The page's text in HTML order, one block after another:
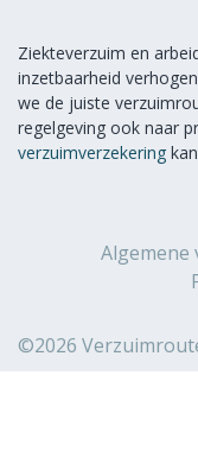
Ziekteverzuim en
inzetbaarheid
we de juiste
regelgeving ook naar
verzuimverzekering
©2026
Algemene